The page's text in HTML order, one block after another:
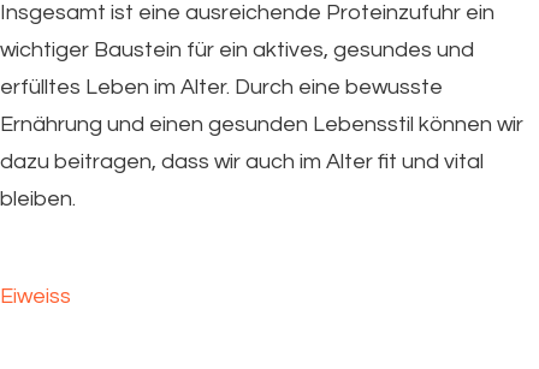
Insgesamt ist eine ausreichende Proteinzufuhr ein
wichtiger Baustein für ein aktives, gesundes und
erfülltes Leben im Alter. Durch eine bewusste
Ernährung und einen gesunden Lebensstil können wir
dazu beitragen, dass wir auch im Alter fit und vital
bleiben.
Eiweiss